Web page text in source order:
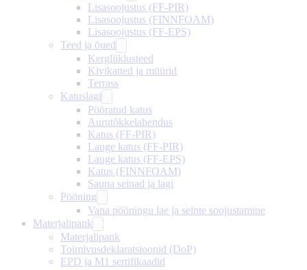
Lisasoojustus (FF-PIR)
Lisasoojustus (FINNFOAM)
Lisasoojustus (FF-EPS)
Teed ja õued
Kergliiklusteed
Kivikatted ja müürid
Terrass
Katuslagi
Pööratud katus
Aurutõkkelahendus
Katus (FF-PIR)
Lauge katus (FF-PIR)
Lauge katus (FF-EPS)
Katus (FINNFOAM)
Sauna seinad ja lagi
Pööning
Vana pööningu lae ja seinte soojustamine
Materjalipank
Materjalipank
Toimivusdeklaratsioonid (DoP)
EPD ja M1 sertifikaadid